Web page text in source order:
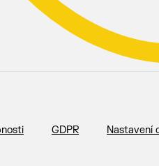
GDPR Nastavení